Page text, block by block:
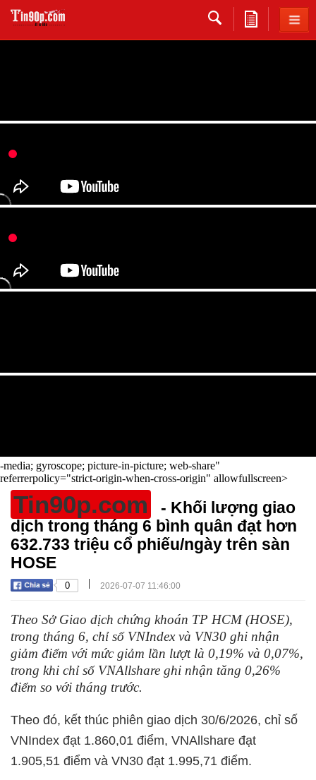
-media; gyroscope; picture-in-picture; web-share"
referrerpolicy="strict-origin-when-cross-origin" allowfullscreen>
Tin90p.com
- Khối lượng giao
dịch trong tháng 6 bình quân đạt hơn
632.733 triệu cổ phiếu/ngày trên sàn
HOSE
0 | 2026-07-07 11:46:00
Theo Sở Giao dịch chứng khoán TP HCM (HOSE),
trong tháng 6, chỉ số VNIndex và VN30 ghi nhận
giảm điểm với mức giảm lần lượt là 0,19% và 0,07%,
trong khi chỉ số VNAllshare ghi nhận tăng 0,26%
điểm so với tháng trước.
Theo đó, kết thúc phiên giao dịch 30/6/2026, chỉ số
VNIndex đạt 1.860,01 điểm, VNAllshare đạt
1.905,51 điểm và VN30 đạt 1.995,71 điểm.